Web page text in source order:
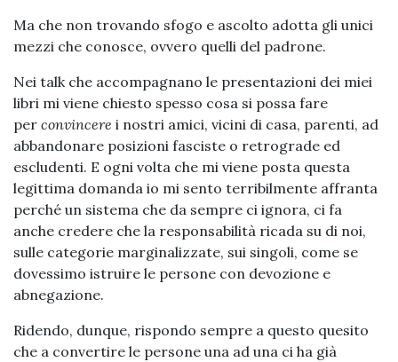
Ma che non trovando sfogo e ascolto adotta gli unici
mezzi che conosce, ovvero quelli del padrone.
Nei talk che accompagnano le presentazioni dei miei
libri mi viene chiesto spesso cosa si possa fare
per convincere i nostri amici, vicini di casa, parenti, ad
abbandonare posizioni fasciste o retrograde ed
escludenti. E ogni volta che mi viene posta questa
legittima domanda io mi sento terribilmente affranta
perché un sistema che da sempre ci ignora, ci fa
anche credere che la responsabilità ricada su di noi,
sulle categorie marginalizzate, sui singoli, come se
dovessimo istruire le persone con devozione e
abnegazione.
Ridendo, dunque, rispondo sempre a questo quesito
che a convertire le persone una ad una ci ha già